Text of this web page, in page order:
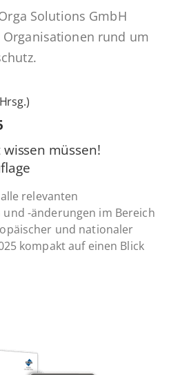
Solutions GmbH
rund um
wissen müssen!
relevanten
-änderungen im Bereich
und nationaler
kompakt auf einen Blick